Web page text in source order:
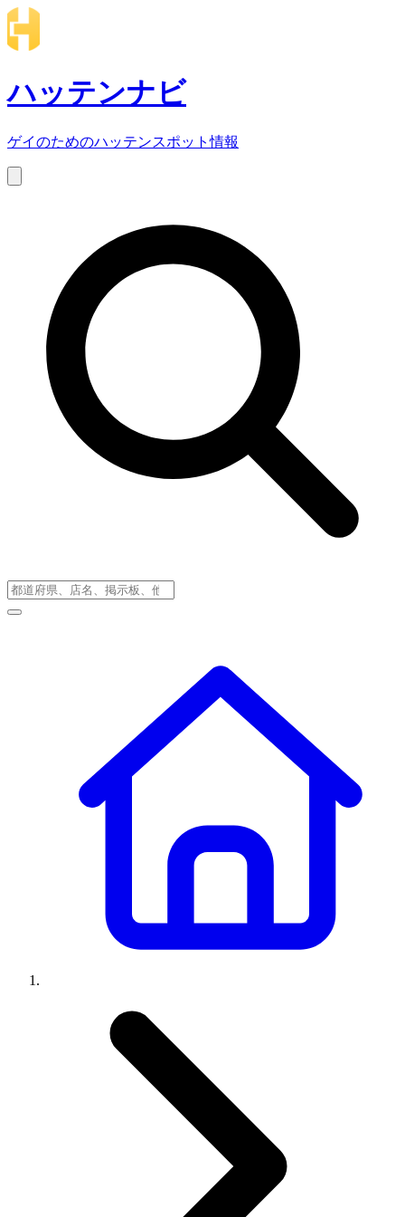
ハッテンナビ
ゲイのためのハッテンスポット情報